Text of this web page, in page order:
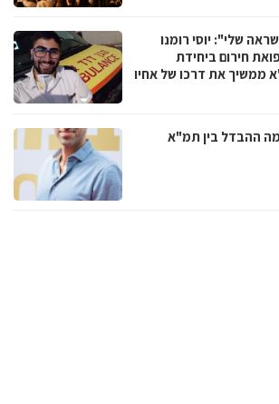
שלי": יוסי רומנו
חירום ביחידת
ממשיך את דרכו של אחיו
ההבדל בין תמ"א